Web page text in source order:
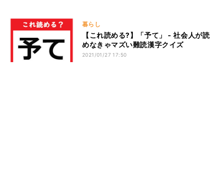
暮らし
【これ読める?】「予て」 - 社会人が読
めなきゃマズい難読漢字クイズ
2021/01/27 17:50